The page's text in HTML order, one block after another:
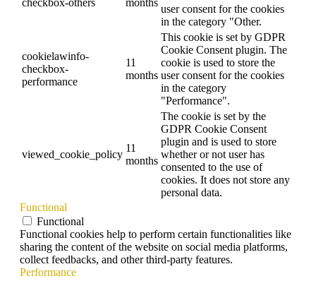
user consent for the cookies
in the category "Other.
cookielawinfo-
checkbox-
performance
11
months
This cookie is set by GDPR
Cookie Consent plugin. The
cookie is used to store the
user consent for the cookies
in the category
"Performance".
viewed_cookie_policy
11
months
The cookie is set by the
GDPR Cookie Consent
plugin and is used to store
whether or not user has
consented to the use of
cookies. It does not store any
personal data.
Functional
Functional
Functional cookies help to perform certain functionalities like
sharing the content of the website on social media platforms,
collect feedbacks, and other third-party features.
Performance